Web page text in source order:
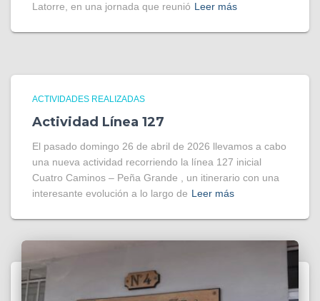
Latorre, en una jornada que reunió Leer más
ACTIVIDADES REALIZADAS
Actividad Línea 127
El pasado domingo 26 de abril de 2026 llevamos a cabo
una nueva actividad recorriendo la línea 127 inicial
Cuatro Caminos – Peña Grande , un itinerario con una
interesante evolución a lo largo de Leer más